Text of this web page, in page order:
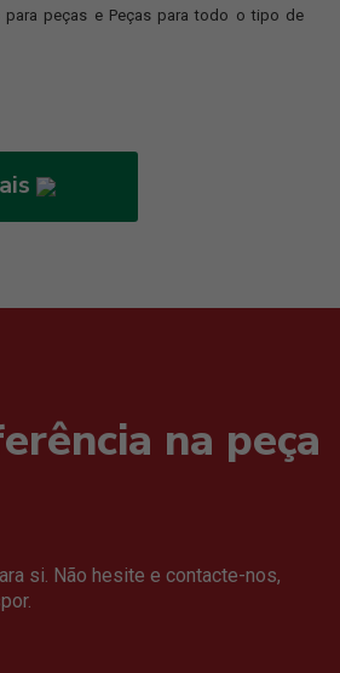
para peças e Peças para todo o tipo de
na peça
si. Não hesite e contacte-nos,